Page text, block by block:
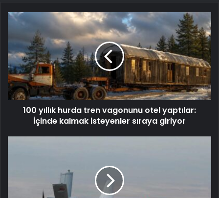
100 yıllık hurda tren vagonunu otel yaptılar:
İçinde kalmak isteyenler sıraya giriyor